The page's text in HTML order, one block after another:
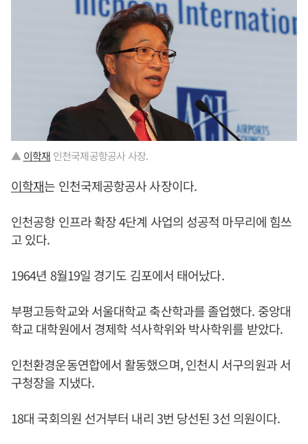
▲ 이학재 인천국제공항공사 사장.
이학재는 인천국제공항공사 사장이다.
인천공항 인프라 확장 4단계 사업의 성공적 마무리에 힘쓰
고 있다.
1964년 8월19일 경기도 김포에서 태어났다.
부평고등학교와 서울대학교 축산학과를 졸업했다. 중앙대
학교 대학원에서 경제학 석사학위와 박사학위를 받았다.
인천환경운동연합에서 활동했으며, 인천시 서구의원과 서
구청장을 지냈다.
18대 국회의원 선거부터 내리 3번 당선된 3선 의원이다.